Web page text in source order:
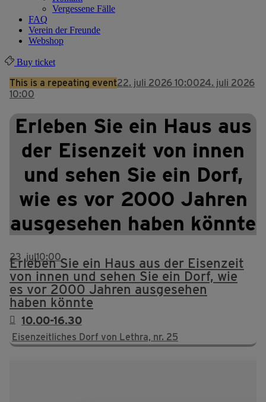
Vergessene Fälle
FAQ
Verein der Freunde
Webshop
Buy ticket
This is a repeating event22. juli 2026 10:0024. juli 2026
10:00
Erleben Sie ein Haus aus
der Eisenzeit von innen
und sehen Sie ein Dorf,
wie es vor 2000 Jahren
ausgesehen haben könnte
23 jul10:00
Erleben Sie ein Haus aus der Eisenzeit
von innen und sehen Sie ein Dorf, wie
es vor 2000 Jahren ausgesehen
haben könnte
10.00-16.30
Eisenzeitliches Dorf von Lethra, nr. 25